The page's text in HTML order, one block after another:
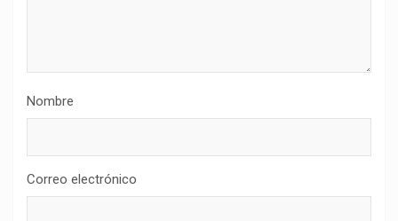
Nombre
Correo electrónico